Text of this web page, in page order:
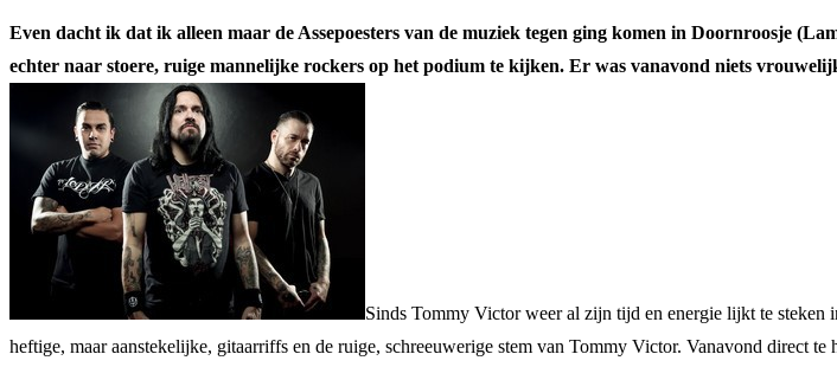
Even dacht ik dat ik alleen maar de Assepoesters van de muziek tegen ging komen in Doornroosje
echter naar stoere, ruige mannelijke rockers op het podium te kijken. Er was vanavond niets
Sinds Tommy Victor weer al zijn tijd en energie lijkt te steken
heftige, maar aanstekelijke, gitaarriffs en de ruige, schreeuwerige stem van Tommy Victor. Vanavond direct te